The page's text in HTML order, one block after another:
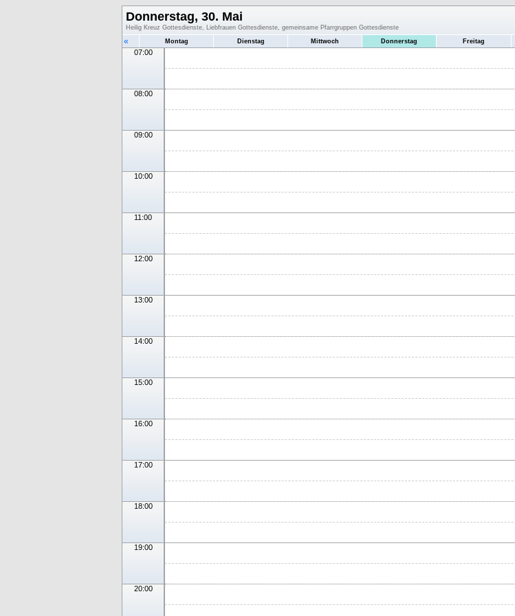
Donnerstag, 30. Mai
Heilig Kreuz Gottesdienste, Liebfrauen Gottesdienste, gemeinsame Pfarrgruppen Gottesdienste
« Montag Dienstag Mittwoch Donnerstag Freitag
07:00
08:00
09:00
10:00
11:00
12:00
13:00
14:00
15:00
16:00
17:00
18:00
19:00
20:00